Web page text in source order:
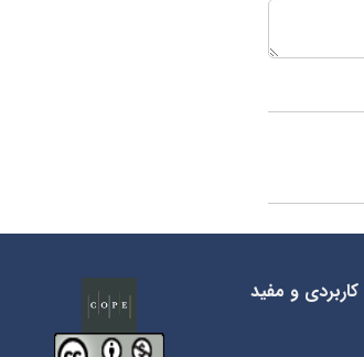
و مفید